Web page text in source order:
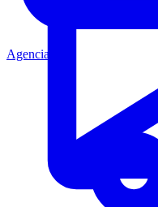
Agencia